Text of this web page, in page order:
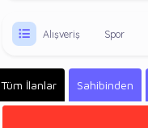
Alışveriş Spor
Tüm İlanlar Sahibinden